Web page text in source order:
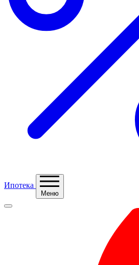
Ипотека
Меню